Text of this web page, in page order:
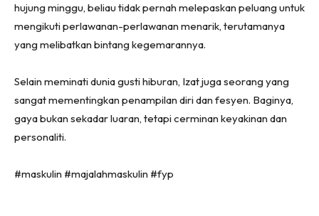
hujung minggu, beliau tidak pernah melepaskan peluang untuk
mengikuti perlawanan-perlawanan menarik, terutamanya
yang melibatkan bintang kegemarannya.
Selain meminati dunia gusti hiburan, Izat juga seorang yang
sangat mementingkan penampilan diri dan fesyen. Baginya,
gaya bukan sekadar luaran, tetapi cerminan keyakinan dan
personaliti.
#maskulin #majalahmaskulin #fyp